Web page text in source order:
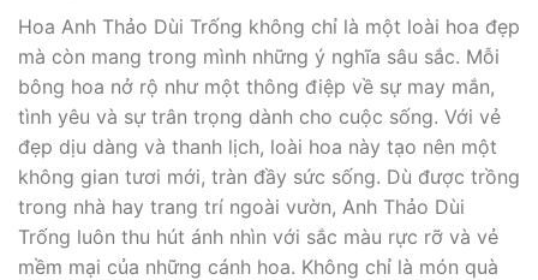
Hoa Anh Thảo Dùi Trống không chỉ là một loài hoa đẹp
mà còn mang trong mình những ý nghĩa sâu sắc. Mỗi
bông hoa nở rộ như một thông điệp về sự may mắn,
tình yêu và sự trân trọng dành cho cuộc sống. Với vẻ
đẹp dịu dàng và thanh lịch, loài hoa này tạo nên một
không gian tươi mới, tràn đầy sức sống. Dù được trồng
trong nhà hay trang trí ngoài vườn, Anh Thảo Dùi
Trống luôn thu hút ánh nhìn với sắc màu rực rỡ và vẻ
mềm mại của những cánh hoa. Không chỉ là món quà